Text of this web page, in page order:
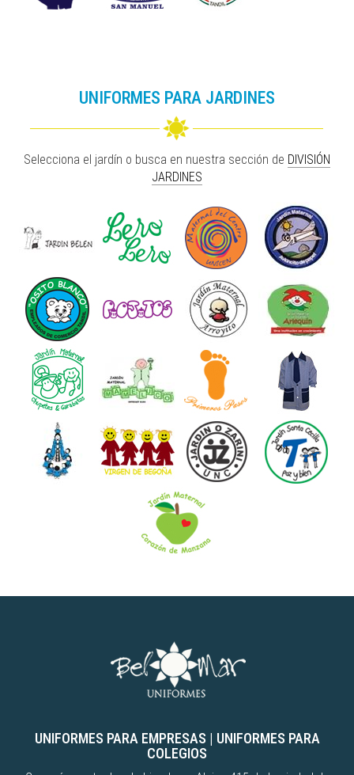
UNIFORMES PARA JARDINES
Selecciona el jardín o busca en nuestra sección de DIVISIÓN
JARDINES
UNIFORMES PARA EMPRESAS | UNIFORMES PARA
COLEGIOS